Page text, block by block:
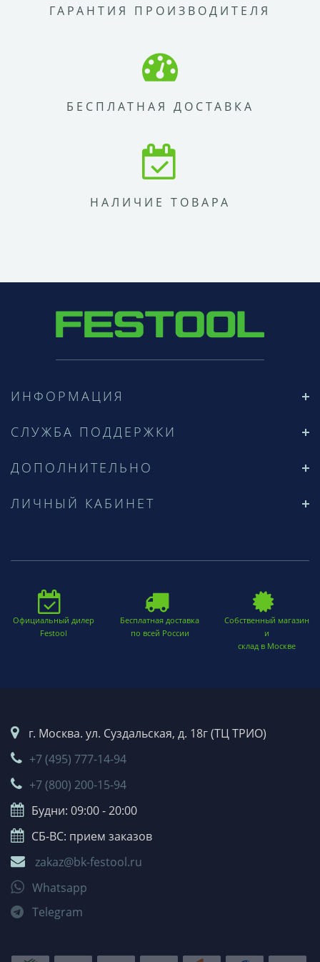
ГАРАНТИЯ ПРОИЗВОДИТЕЛЯ
БЕСПЛАТНАЯ ДОСТАВКА
НАЛИЧИЕ ТОВАРА
ИНФОРМАЦИЯ
СЛУЖБА ПОДДЕРЖКИ
ДОПОЛНИТЕЛЬНО
ЛИЧНЫЙ КАБИНЕТ
Официальный дилер
Festool
Бесплатная доставка
по всей России
Собственный магазин
и
склад в Москве
г. Москва. ул. Суздальская, д. 18г (ТЦ ТРИО)
+7 (495) 777-14-94
+7 (800) 200-15-94
Будни: 09:00 - 20:00
СБ-ВС: прием заказов
zakaz@bk-festool.ru
Whatsapp
Telegram